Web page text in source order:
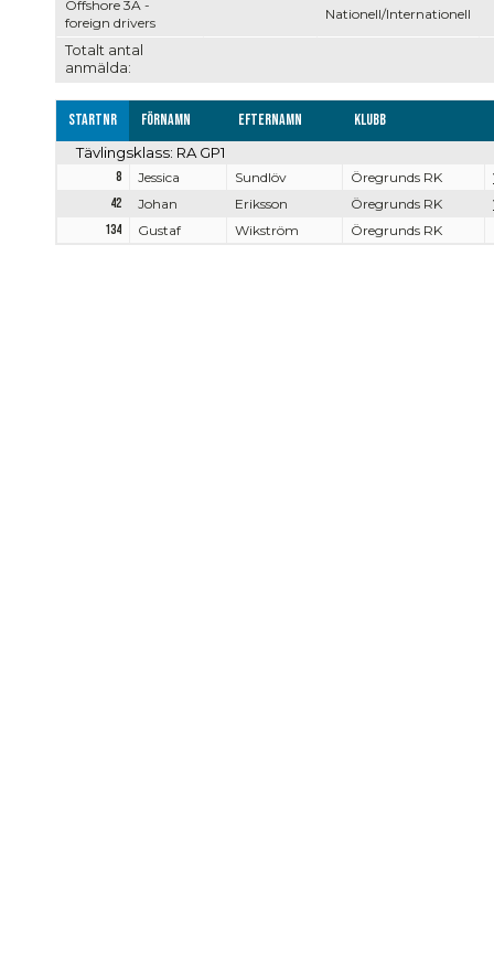
Totalt antal
anmälda:
Offshore 3A -
foreign drivers
Nationell/Internationell
Startnr Förnamn Efternamn Klubb
Tävlingsklass: RA GP1
8 Jessica Sundlöv Öregrunds RK
42
Johan Eriksson Öregrunds RK
134
Gustaf Wikström Öregrunds RK